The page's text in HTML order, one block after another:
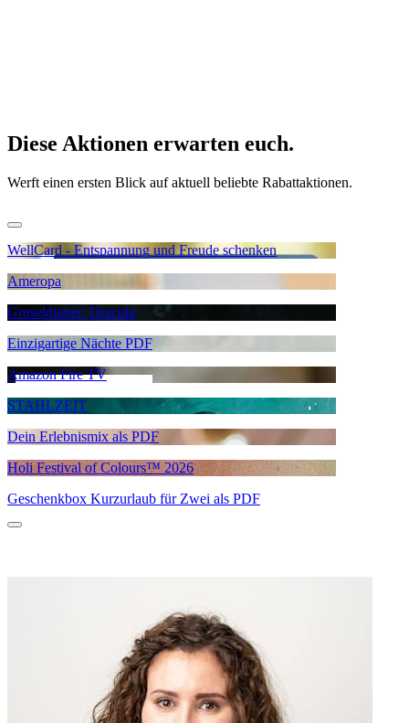
Diese Aktionen erwarten euch.
Werft einen ersten Blick auf aktuell beliebte Rabattaktionen.
WellCard - Entspannung und Freude schenken
Ameropa
Gruseldinner: Dracula
Einzigartige Nächte PDF
Amazon Fire TV
STAHLZEIT
Dein Erlebnismix als PDF
Holi Festival of Colours™ 2026
Geschenkbox Kurzurlaub für Zwei als PDF